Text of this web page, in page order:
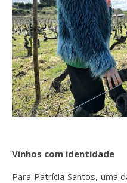
Vinhos com identidade
Para Patrícia Santos, uma